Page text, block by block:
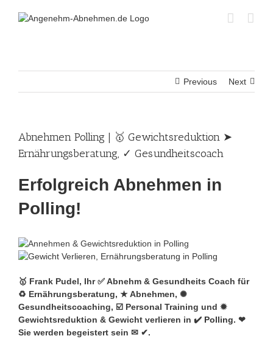
Previous Next
Abnehmen Polling | 🥇 Gewichtsreduktion ➤
Ernährungsberatung, ✓ Gesundheitscoach
Erfolgreich Abnehmen in
Polling!
🥇 Frank Pudel, Ihr ✅ Abnehm & Gesundheits Coach für
♻ Ernährungsberatung, ★ Abnehmen, ✺
Gesundheitscoaching, ☑️ Personal Training und ✹
Gewichtsreduktion & Gewicht verlieren in ✔️ Polling. ❤
Sie werden begeistert sein ✉ ✔.